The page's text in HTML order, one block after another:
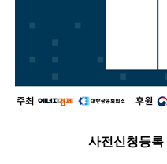
사전신청등록